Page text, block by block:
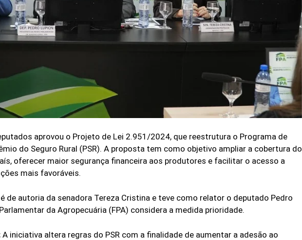
aprovou o Projeto de Lei 2.951/2024, que reestrutura o Programa de
do Seguro Rural (PSR). A proposta tem como objetivo ampliar a cobertura do
oferecer maior segurança financeira aos produtores e facilitar o acesso a
mais favoráveis.
de autoria da senadora Tereza Cristina e teve como relator o deputado Pedro
da Agropecuária (FPA) considera a medida prioridade.
A iniciativa altera regras do PSR com a finalidade de aumentar a adesão ao